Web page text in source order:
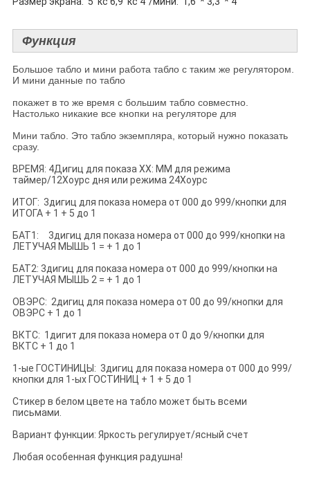
Функция
Большое табло и мини работа табло с таким же регулятором.
И мини данные по табло
покажет в то же время с большим табло совместно.
Настолько никакие все кнопки на регуляторе для
Мини табло. Это табло экземпляра, который нужно показать
сразу.
ВРЕМЯ: 4Дигиц для показа ХХ: ММ для режима
таймер/12Хоурс дня или режима 24Хоурс
ИТОГ: 3дигиц для показа номера от 000 до 999/кнопки для
ИТОГА + 1 + 5 до 1
БАТ1: 3дигиц для показа номера от 000 до 999/кнопки на
ЛЕТУЧАЯ МЫШЬ 1 = + 1 до 1
БАТ2: 3дигиц для показа номера от 000 до 999/кнопки на
ЛЕТУЧАЯ МЫШЬ 2 = + 1 до 1
ОВЭРС: 2дигиц для показа номера от 00 до 99/кнопки для
ОВЭРС + 1 до 1
ВКТС: 1дигит для показа номера от 0 до 9/кнопки для
ВКТС + 1 до 1
1-ые ГОСТИНИЦЫ: 3дигиц для показа номера от 000 до 999/
кнопки для 1-ых ГОСТИНИЦ + 1 + 5 до 1
Стикер в белом цвете на табло может быть всеми
письмами.
Вариант функции: Яркость регулирует/ясный счет
Любая особенная функция радушна!